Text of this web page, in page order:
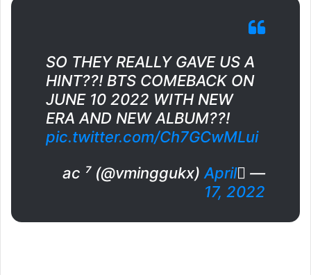
SO THEY REALLY GAVE US A
HINT??! BTS COMEBACK ON
JUNE 10 2022 WITH NEW
ERA AND NEW ALBUM??!
pic.twitter.com/Ch7GCwMLui
— ًac ⁷ (@vminggukx)April
17, 2022